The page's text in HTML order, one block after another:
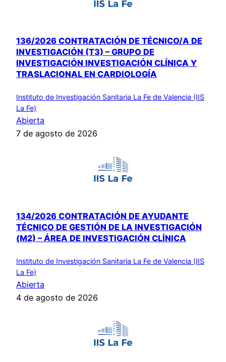
136/2026 CONTRATACIÓN DE TÉCNICO/A DE
INVESTIGACIÓN (T3) – GRUPO DE
INVESTIGACIÓN INVESTIGACIÓN CLÍNICA Y
TRASLACIONAL EN CARDIOLOGÍA
Instituto de Investigación Sanitaria La Fe de Valencia (IIS
La Fe)
Abierta
7 de agosto de 2026
134/2026 CONTRATACIÓN DE AYUDANTE
TÉCNICO DE GESTIÓN DE LA INVESTIGACIÓN
(M2) – ÁREA DE INVESTIGACIÓN CLÍNICA
Instituto de Investigación Sanitaria La Fe de Valencia (IIS
La Fe)
Abierta
4 de agosto de 2026